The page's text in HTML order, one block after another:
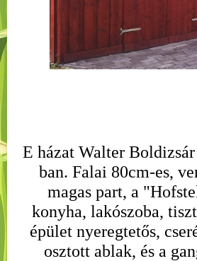
E házat Walter
ban. Falai 80cm-es,
magas part, a
konyha, lakószoba,
épület nyeregtetős,
osztott ablak, és a